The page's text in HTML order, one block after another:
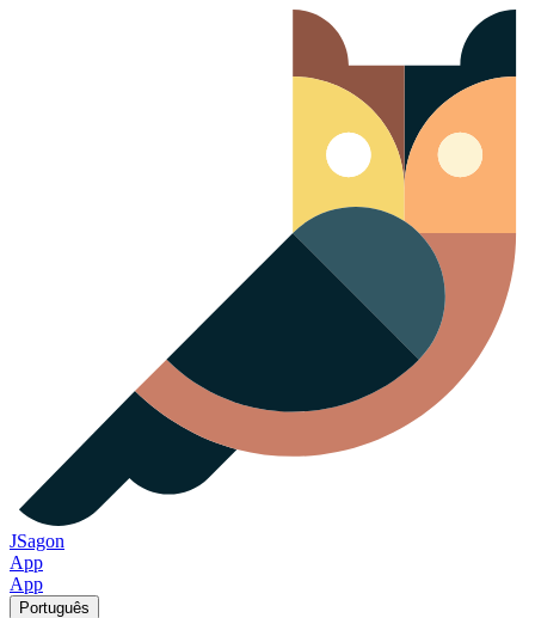
JSagon
App
App
Português